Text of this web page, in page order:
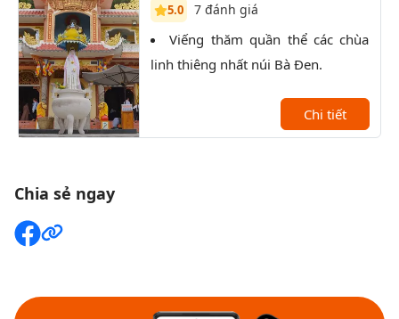
5.0 7 đánh giá
Viếng thăm quần thể các chùa
linh thiêng nhất núi Bà Đen.
Chi tiết
Chia sẻ ngay